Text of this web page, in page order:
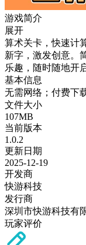
游戏简介
展开
算术关卡，快速计
新字，激发创意。
乐趣，随时随地开
基本信息
无需网络；付费下
文件大小
107MB
当前版本
1.0.2
更新日期
2025-12-19
开发商
快游科技
发行商
深圳市快游科技有
玩家评价